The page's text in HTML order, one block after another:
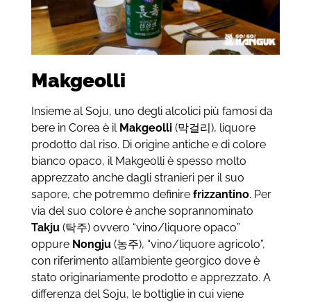
Makgeolli
Insieme al Soju, uno degli alcolici più famosi da
bere in Corea è il Makgeolli(막걸리), liquore
prodotto dal riso. Di origine antiche e di colore
bianco opaco, il Makgeolli è spesso molto
apprezzato anche dagli stranieri per il suo
sapore, che potremmo definire frizzantino. Per
via del suo colore è anche soprannominato
Takju(탁주) ovvero “vino/liquore opaco”
oppure Nongju(농주), “vino/liquore agricolo”,
con riferimento all’ambiente georgico dove è
stato originariamente prodotto e apprezzato. A
differenza del Soju, le bottiglie in cui viene